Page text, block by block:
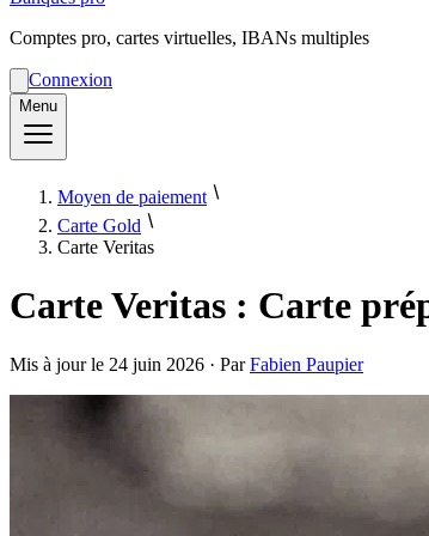
Comptes pro, cartes virtuelles, IBANs multiples
Connexion
Menu
Moyen de paiement
Carte Gold
Carte Veritas
Carte Veritas : Carte
Mis à jour le 24 juin 2026 · ParFabien Paupier